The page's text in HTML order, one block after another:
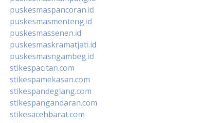
puskesmaspancoran.id
puskesmasmenteng.id
puskesmassenen.id
puskesmaskramatjati.id
puskesmasngambeg.id
stikespacitan.com
stikespamekasan.com
stikespandeglang.com
stikespangandaran.com
stikesacehbarat.com